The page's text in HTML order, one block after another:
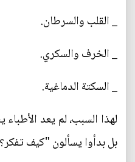
_ القلب والسرطان.
_ الخرف والسكري.
_ السكتة الدماغية.
لهذا السبب، لم يعد
بل بدأوا يسألون "كيف